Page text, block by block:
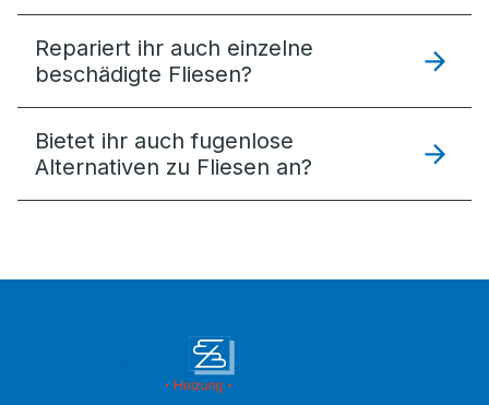
Repariert ihr auch einzelne
beschädigte Fliesen?
Bietet ihr auch fugenlose
Alternativen zu Fliesen an?